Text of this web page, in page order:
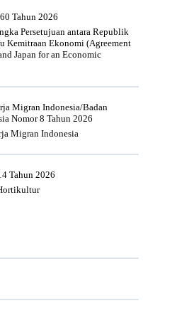
Tahun 2026
Persetujuan antara Republik
Kemitraan Ekonomi (Agreement
Japan for an Economic
Migran Indonesia/Badan
Nomor 8 Tahun 2026
Migran Indonesia
Tahun 2026